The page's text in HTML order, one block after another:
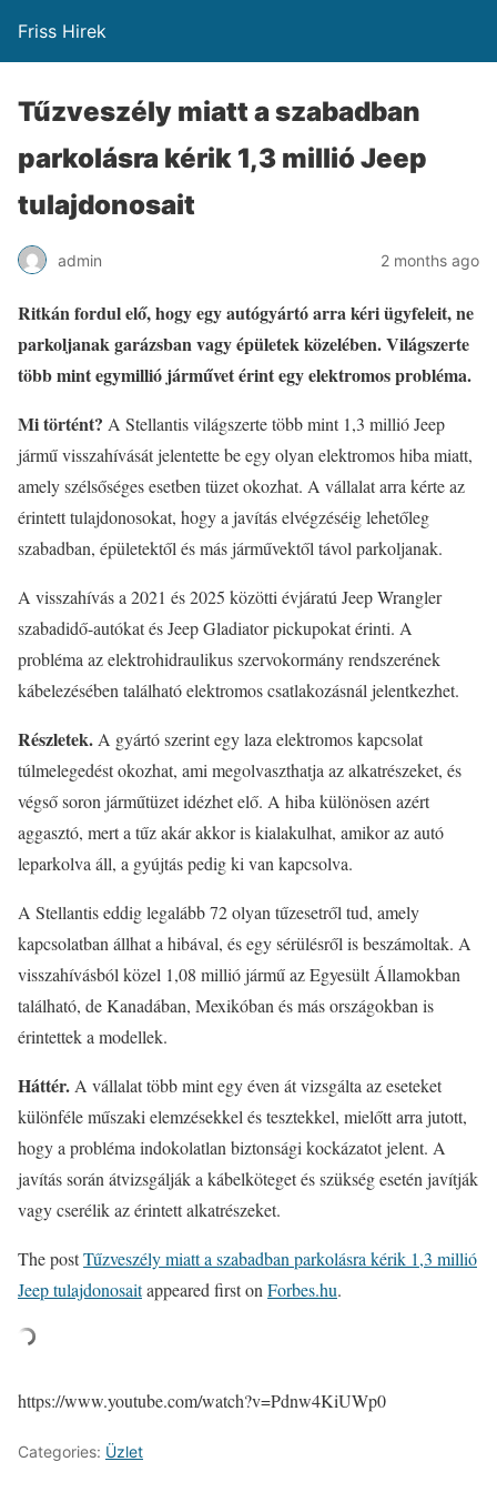
Friss Hirek
Tűzveszély miatt a szabadban
parkolásra kérik 1,3 millió Jeep
tulajdonosait
admin 2 months ago
Ritkán fordul elő, hogy egy autógyártó arra kéri ügyfeleit, ne
parkoljanak garázsban vagy épületek közelében. Világszerte
több mint egymillió járművet érint egy elektromos probléma.
Mi történt? A Stellantis világszerte több mint 1,3 millió Jeep
jármű visszahívását jelentette be egy olyan elektromos hiba miatt,
amely szélsőséges esetben tüzet okozhat. A vállalat arra kérte az
érintett tulajdonosokat, hogy a javítás elvégzéséig lehetőleg
szabadban, épületektől és más járművektől távol parkoljanak.
A visszahívás a 2021 és 2025 közötti évjáratú Jeep Wrangler
szabadidő-autókat és Jeep Gladiator pickupokat érinti. A
probléma az elektrohidraulikus szervokormány rendszerének
kábelezésében található elektromos csatlakozásnál jelentkezhet.
Részletek. A gyártó szerint egy laza elektromos kapcsolat
túlmelegedést okozhat, ami megolvaszthatja az alkatrészeket, és
végső soron járműtüzet idézhet elő. A hiba különösen azért
aggasztó, mert a tűz akár akkor is kialakulhat, amikor az autó
leparkolva áll, a gyújtás pedig ki van kapcsolva.
A Stellantis eddig legalább 72 olyan tűzesetről tud, amely
kapcsolatban állhat a hibával, és egy sérülésről is beszámoltak. A
visszahívásból közel 1,08 millió jármű az Egyesült Államokban
található, de Kanadában, Mexikóban és más országokban is
érintettek a modellek.
Háttér. A vállalat több mint egy éven át vizsgálta az eseteket
különféle műszaki elemzésekkel és tesztekkel, mielőtt arra jutott,
hogy a probléma indokolatlan biztonsági kockázatot jelent. A
javítás során átvizsgálják a kábelköteget és szükség esetén javítják
vagy cserélik az érintett alkatrészeket.
The postTűzveszély miatt a szabadban parkolásra kérik 1,3 millió
Jeep tulajdonosaitappeared first on Forbes.hu.
https://www.youtube.com/watch?v=Pdnw4KiUWp0
Categories: Üzlet